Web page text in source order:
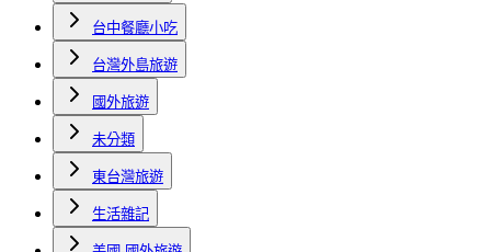
台中餐廳小吃
台灣外島旅遊
國外旅遊
未分類
東台灣旅遊
生活雜記